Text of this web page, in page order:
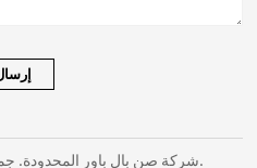
© 2024 شركة صن بال باور المحدودة. جميع الحقوق محفوظة.